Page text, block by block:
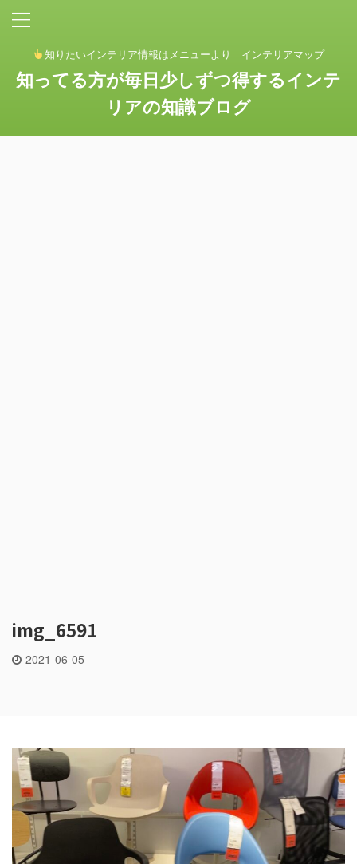
知りたいインテリア情報はメニューより インテリアマップ
知ってる方が毎日少しずつ得するインテ
リアの知識ブログ
img_6591
2021-06-05